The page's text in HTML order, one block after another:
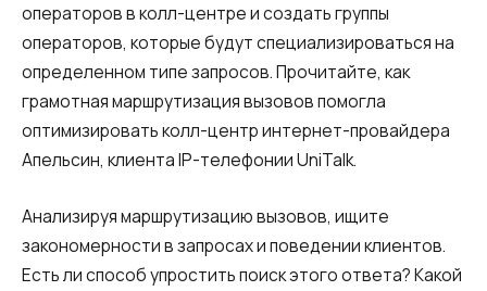
операторов в колл-центре и создать группы
операторов, которые будут специализироваться на
определенном типе запросов. Прочитайте, как
грамотная маршрутизация вызовов помогла
оптимизировать колл-центр интернет-провайдера
Апельсин, клиента IP-телефонии UniTalk.
Анализируя маршрутизацию вызовов, ищите
закономерности в запросах и поведении клиентов.
Есть ли способ упростить поиск этого ответа? Какой